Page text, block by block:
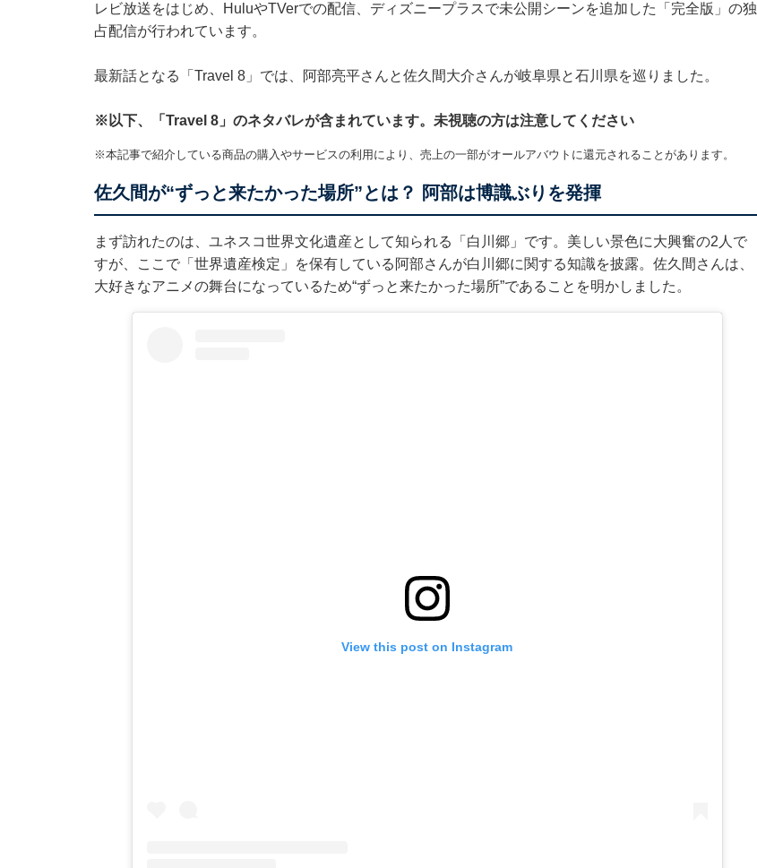
レビ放送をはじめ、HuluやTVerでの配信、ディズニープラスで未公開シーンを追加した「完全版」の独
占配信が行われています。
最新話となる「Travel 8」では、阿部亮平さんと佐久間大介さんが岐阜県と石川県を巡りました。
※以下、「Travel 8」のネタバレが含まれています。未視聴の方は注意してください
※本記事で紹介している商品の購入やサービスの利用により、売上の一部がオールアバウトに還元されることがあります。
佐久間が“ずっと来たかった場所”とは？ 阿部は博識ぶりを発揮
まず訪れたのは、ユネスコ世界文化遺産として知られる「白川郷」です。美しい景色に大興奮の2人で
すが、ここで「世界遺産検定」を保有している阿部さんが白川郷に関する知識を披露。佐久間さんは、
大好きなアニメの舞台になっているため“ずっと来たかった場所”であることを明かしました。
View this post on Instagram